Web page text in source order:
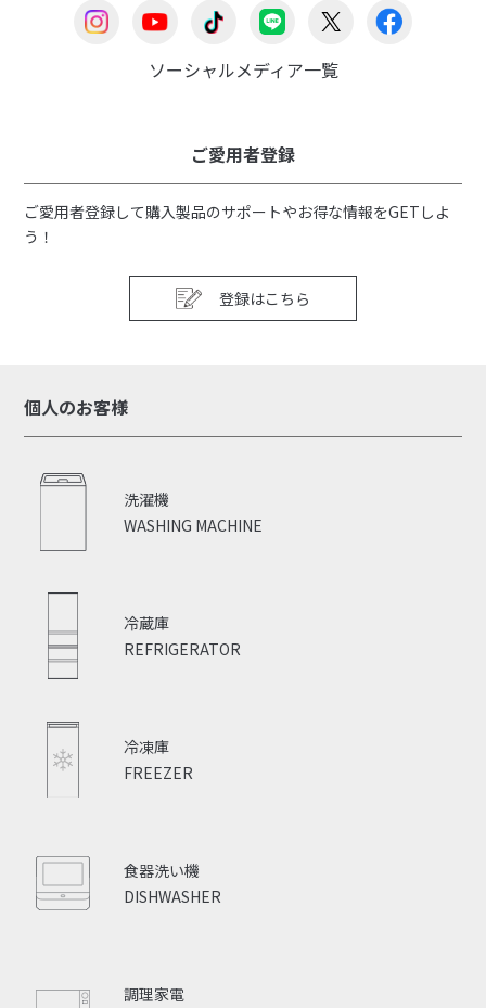
ソーシャルメディア一覧
ご愛用者登録
ご愛用者登録して購入製品のサポートやお得な情報をGETしよ
う！
登録はこちら
個人のお客様
WASHING MACHINE
洗濯機
REFRIGERATOR
冷蔵庫
FREEZER
冷凍庫
DISHWASHER
食器洗い機
調理家電